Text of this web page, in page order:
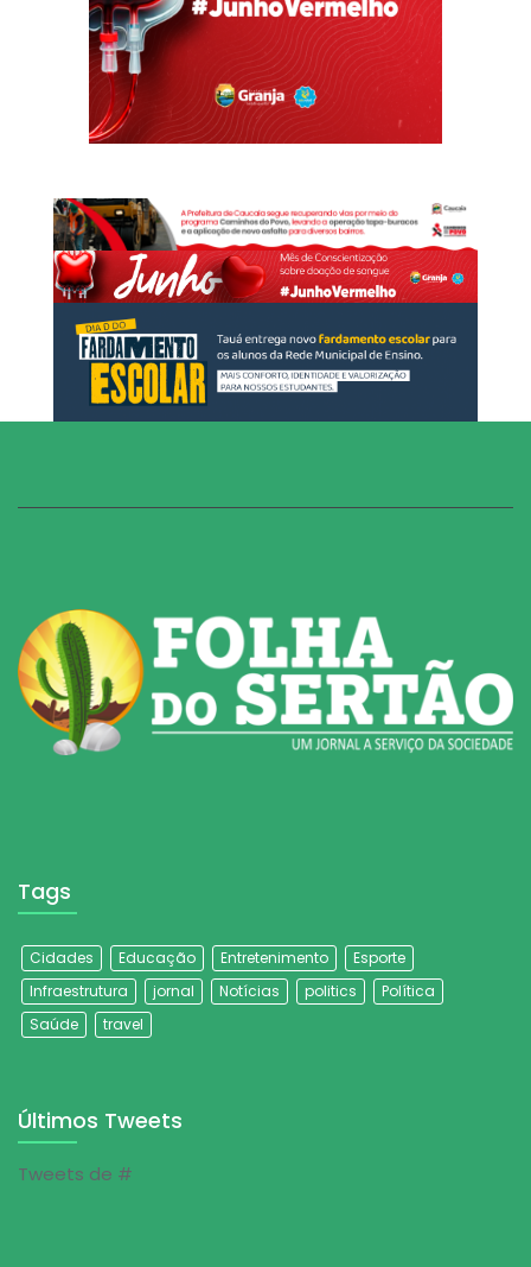
Tags
Cidades Educação Entretenimento
Esporte
Infraestrutura
jornal Notícias politics
Política
Saúde
travel
Últimos Tweets
Tweets de #